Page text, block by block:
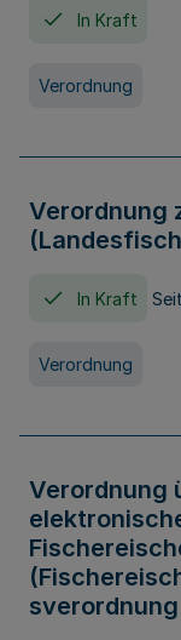
In Kraft
Verordnung
Verordnung
In Kraft
Verordnung
Verordnung